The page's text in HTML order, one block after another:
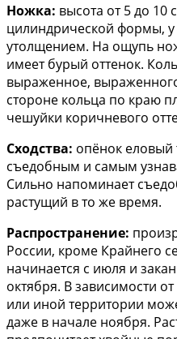
Ножка: высота от 5 до 10
цилиндрической формы,
утолщением. На ощупь
имеет бурый оттенок.
выраженное,
стороне кольца по краю
чешуйки коричневого
Сходства: опёнок еловый
съедобным и самым
Сильно напоминает
растущий в то же время.
Распространение:
России, кроме Крайнего
начинается с июля и
октября. В зависимости
или иной территории
даже в начале ноября.